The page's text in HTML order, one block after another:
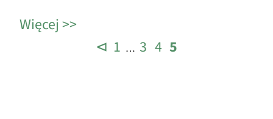
Więcej
⊲ 1 … 3 4 5